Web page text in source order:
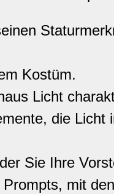
Kostüm.
Licht
die
Sie Ihre
mit